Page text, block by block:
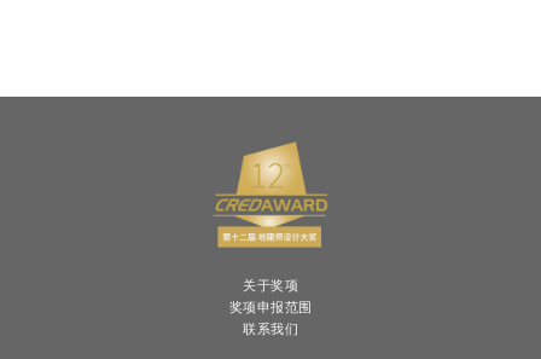
关于奖项
奖项申报范围
联系我们